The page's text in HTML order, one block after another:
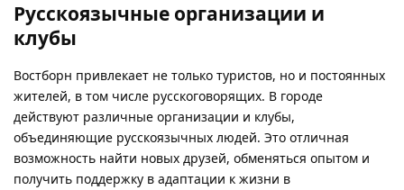
Русскоязычные организации и
клубы
Востборн привлекает не только туристов, но и постоянных
жителей, в том числе русскоговорящих. В городе
действуют различные организации и клубы,
объединяющие русскоязычных людей. Это отличная
возможность найти новых друзей, обменяться опытом и
получить поддержку в адаптации к жизни в